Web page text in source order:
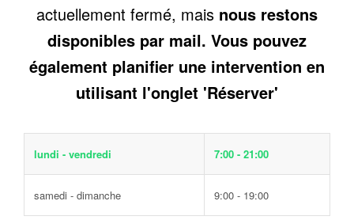
actuellement fermé, mais nous restons
disponibles par mail. Vous pouvez
également planifier une intervention en
utilisant l'onglet 'Réserver'
lundi - vendredi 7:00 - 21:00
samedi - dimanche 9:00 - 19:00